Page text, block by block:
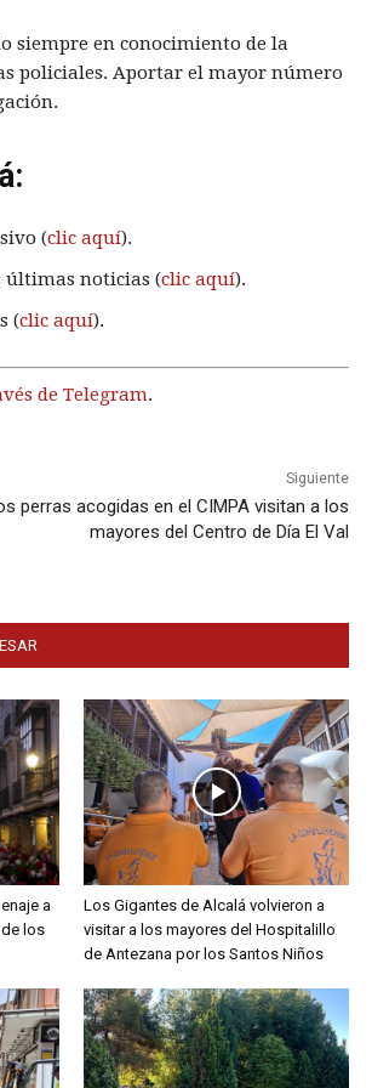
siempre en conocimiento de la
policiales. Aportar el mayor número
(clic aquí).
últimas noticias (clic aquí).
(clic aquí).
de Telegram.
Siguiente
perras acogidas en el CIMPA visitan a los
mayores del Centro de Día El Val
a
los
Los Gigantes de Alcalá volvieron a
visitar a los mayores del Hospitalillo
de Antezana por los Santos Niños